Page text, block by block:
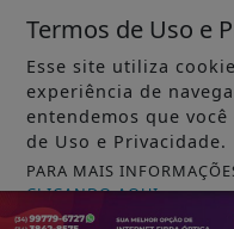
Termos de Uso e
Esse site utiliza
experiência de
entendemos que
de Uso e Privacidade.
PARA MAIS
CLICANDO AQUI